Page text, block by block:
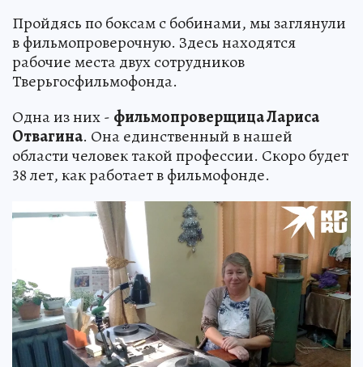
Пройдясь по боксам с бобинами, мы заглянули
в фильмопроверочную. Здесь находятся
рабочие места двух сотрудников
Тверьгосфильмофонда.
Одна из них - фильмопроверщица Лариса
Отвагина. Она единственный в нашей
области человек такой профессии. Скоро будет
38 лет, как работает в фильмофонде.